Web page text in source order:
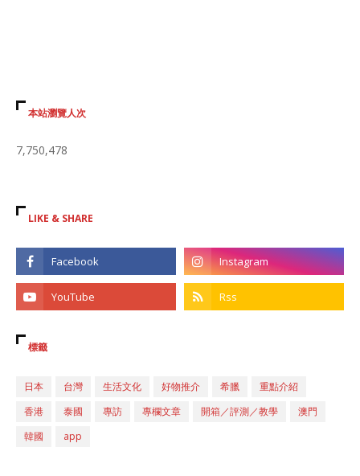
本站瀏覽人次
7,750,478
LIKE & SHARE
標籤
日本 台灣 生活文化 好物推介 希臘
重點介紹
香港
泰國 專訪 專欄文章 開箱／評測／教學
澳門
韓國
app